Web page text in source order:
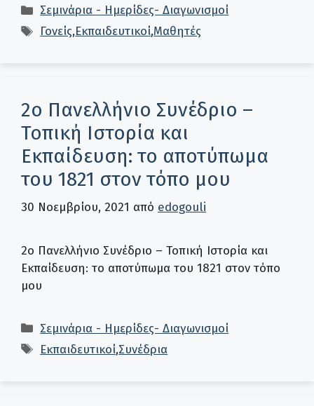
Κατηγορίες
Σεμινάρια - Ημερίδες- Διαγωνισμοί
Ετικέτες
Γονείς,Εκπαιδευτικοί,Μαθητές
2ο Πανελλήνιο Συνέδριο –
Τοπική Ιστορία και
Εκπαίδευση: το αποτύπωμα
του 1821 στον τόπο μου
30 Νοεμβρίου, 2021 από edogouli
2ο Πανελλήνιο Συνέδριο – Τοπική Ιστορία και
Εκπαίδευση: το αποτύπωμα του 1821 στον τόπο
μου
Κατηγορίες
Σεμινάρια - Ημερίδες- Διαγωνισμοί
Ετικέτες
Εκπαιδευτικοί,Συνέδρια